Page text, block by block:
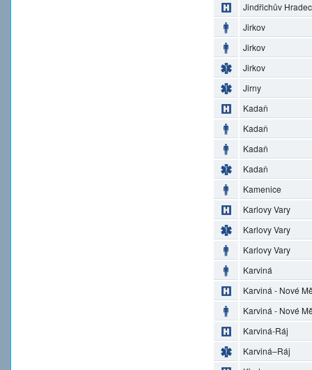
Jindřichův Hradec
Jirkov
Jirkov
Jirkov
Jirny
Kadaň
Kadaň
Kadaň
Kadaň
Kamenice
Karlovy Vary
Karlovy Vary
Karlovy Vary
Karviná
Karviná - Nové
Karviná - Nové
Karviná-Ráj
Karviná–Ráj